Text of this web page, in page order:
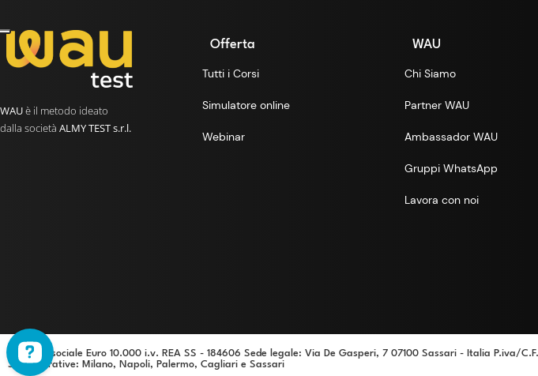
WAUè il metodo ideato
dalla società ALMY TEST s.r.l.
Offerta
Tutti i Corsi
Simulatore online
Webinar
WAU
Chi Siamo
Partner WAU
Ambassador WAU
Gruppi WhatsApp
Lavora con noi
Capitale sociale Euro 10.000 i.v. REA SS - 184606 Sede legale: Via De Gasperi, 7 07100 Sassari - Italia P.iva/
Sedi operative: Milano, Napoli, Palermo, Cagliari e Sassari